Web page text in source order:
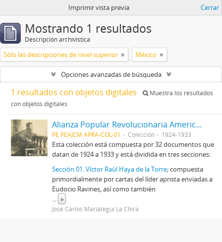
Imprimir vista previa Cerrar
Mostrando 1 resultados
Descripción archivística
Sólo las descripciones de nivel superior México
Opciones avanzadas de búsqueda
1 resultados con objetos digitales
Muestra los resultados
con objetos digitales
Alianza Popular Revolucionaria Americana-APRA (Colección)
PE PEAJCM APRA-COL-01 Colección 1924-1933
Esta colección está compuesta por 32 documentos que
datan de 1924 a 1933 y está dividida en tres secciones:
Sección 01. Víctor Raúl Haya de la Torre; compuesta
primordialmente por cartas del líder aprista enviadas a
Eudocio Ravines, así como también
... »
José Carlos Mariátegui La Chira